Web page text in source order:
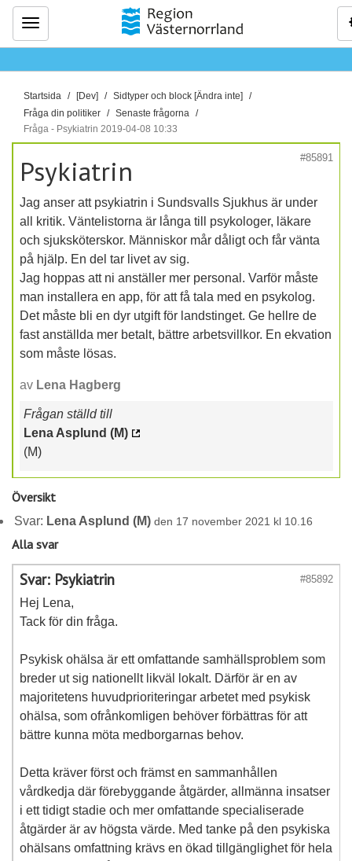
Meny
D
u
ä
h
r
:
Startsida [Dev]
Sidtyper och block [Ändra inte]
Fråga din politiker
Senaste frågorna
Fråga - Psykiatrin 2019-04-08 10:33
#85891
Psykiatrin
Jag anser att psykiatrin i Sundsvalls Sjukhus är under
all kritik. Väntelistorna är långa till psykologer, läkare
och sjuksköterskor. Människor mår dåligt och får vänta
på hjälp. En del tar livet av sig.
Jag hoppas att ni anställer mer personal. Varför måste
man installera en app, för att få tala med en psykolog.
Det måste bli en dyr utgift för landstinget. Ge hellre de
fast anställda mer betalt, bättre arbetsvillkor. En ekvation
som måste lösas.
av Lena Hagberg
Frågan ställd till
Lena Asplund (M)
(M)
Översikt
Svar: Lena Asplund (M) den 17 november 2021 kl 10.16
Alla svar
#85892
Svar: Psykiatrin
Hej Lena,
Tack för din fråga.
Psykisk ohälsa är ett omfattande samhällsproblem som
breder ut sig nationellt likväl lokalt. Därför är en av
majoritetens huvudprioriteringar arbetet med psykisk
ohälsa, som ofrånkomligen behöver förbättras för att
bättre kunna möta medborgarnas behov.
Detta kräver först och främst en sammanhållen
vårdkedja där förebyggande åtgärder, allmänna insatser
i ett tidigt stadie och mer omfattande specialiserade
åtgärder är av högsta värde. Med tanke på den psykiska
ohälsans omfattning krävs en ökad tillgänglighet för hela